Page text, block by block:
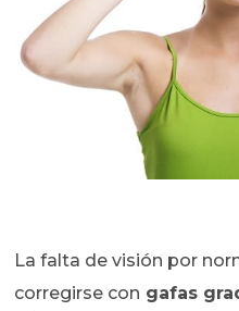
La falta de visión por
corregirse con gafas